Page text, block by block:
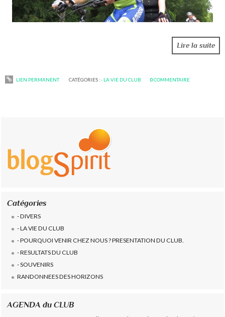
Catégories
- DIVERS
- LA VIE DU CLUB
- POURQUOI VENIR CHEZ NOUS ? PRESENTATION DU CLUB.
- RESULTATS DU CLUB
- SOUVENIRS
RANDONNEES DES HORIZONS
AGENDA du CLUB
Lire la suite
LIEN PERMANENT CATÉGORIES :- LA VIE DU CLUB 0COMMENTAIRE